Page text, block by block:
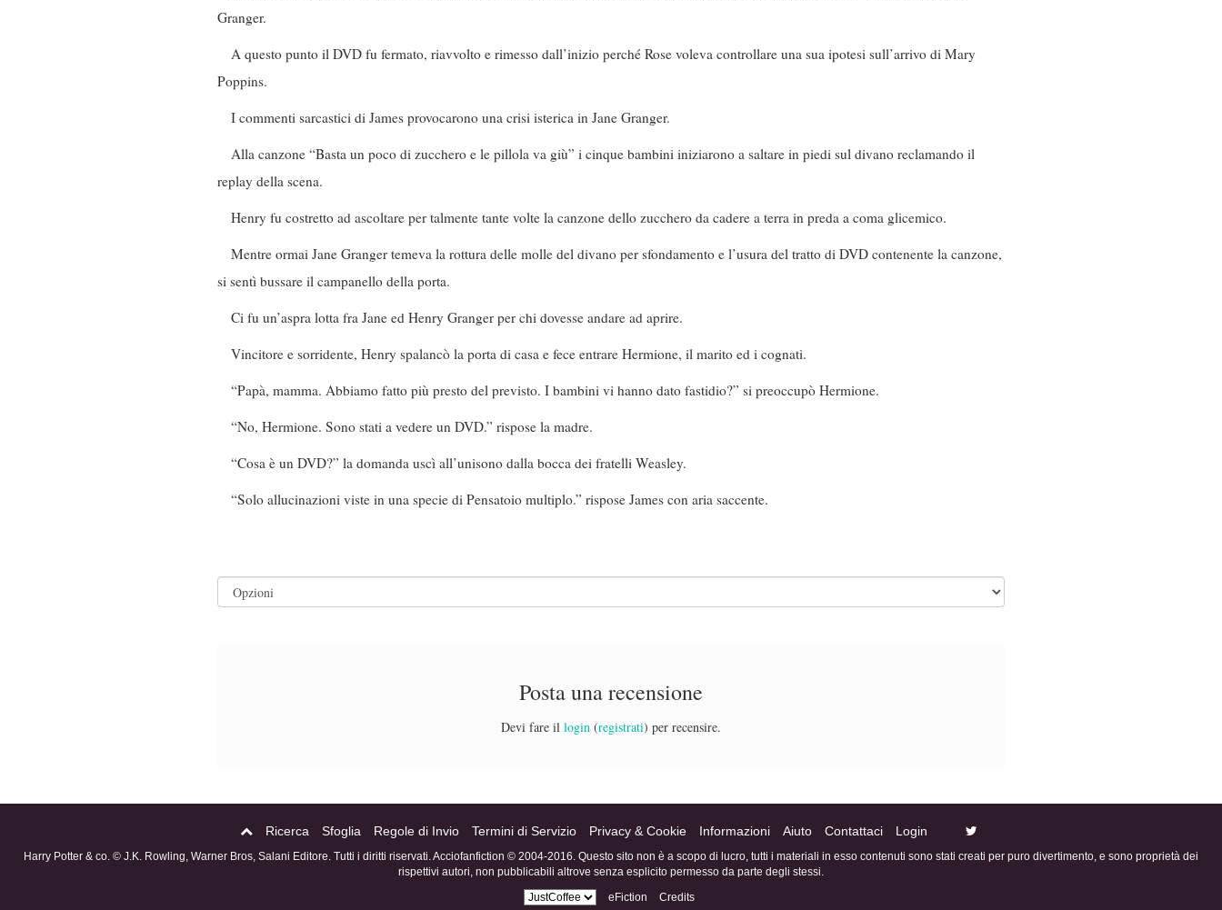
Granger.
A questo punto il DVD fu fermato, riavvolto e rimesso dall’inizio perché Rose voleva controllare una sua ipotesi sull’arrivo di Mary
Poppins.
I commenti sarcastici di James provocarono una crisi isterica in Jane Granger.
Alla canzone “Basta un poco di zucchero e le pillola va giù” i cinque bambini iniziarono a saltare in piedi sul divano reclamando il
replay della scena.
Henry fu costretto ad ascoltare per talmente tante volte la canzone dello zucchero da cadere a terra in preda a coma glicemico.
Mentre ormai Jane Granger temeva la rottura delle molle del divano per sfondamento e l’usura del tratto di DVD contenente la canzone,
si sentì bussare il campanello della porta.
Ci fu un’aspra lotta fra Jane ed Henry Granger per chi dovesse andare ad aprire.
Vincitore e sorridente, Henry spalancò la porta di casa e fece entrare Hermione, il marito ed i cognati.
“Papà, mamma. Abbiamo fatto più presto del previsto. I bambini vi hanno dato fastidio?” si preoccupò Hermione.
“No, Hermione. Sono stati a vedere un DVD.” rispose la madre.
“Cosa è un DVD?” la domanda uscì all’unisono dalla bocca dei fratelli Weasley.
“Solo allucinazioni viste in una specie di Pensatoio multiplo.” rispose James con aria saccente.
Posta una recensione
Devi fare il login (registrati) per recensire.
Ricerca Sfoglia Regole di Invio Termini di Servizio Privacy & Cookie Informazioni Aiuto Contattaci Login
Harry Potter & co. © J.K. Rowling, Warner Bros, Salani Editore. Tutti i diritti riservati. Acciofanfiction © 2004-2016. Questo sito non è a scopo di lucro, tutti i materiali in esso contenuti sono stati creati per puro divertimento, e sono proprietà dei
rispettivi autori, non pubblicabili altrove senza esplicito permesso da parte degli stessi.
eFiction
Credits